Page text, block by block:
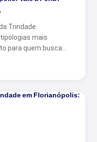
Trindade:
mais
para quem busca…